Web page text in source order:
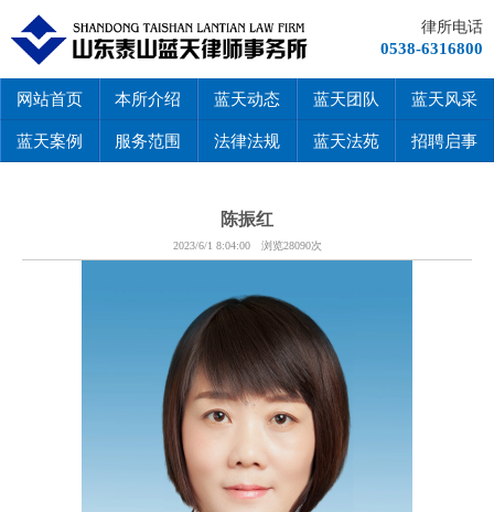
律所电话
0538-6316800
网站首页 本所介绍 蓝天动态 蓝天团队 蓝天风采
蓝天案例 服务范围 法律法规 蓝天法苑 招聘启事
陈振红
2023/6/1 8:04:00 浏览28090次